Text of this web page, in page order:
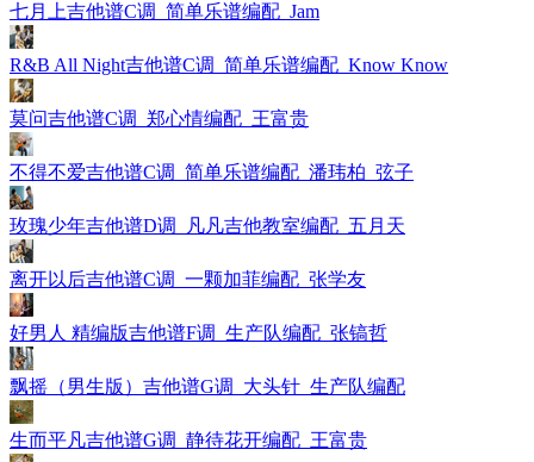
七月上吉他谱C调_简单乐谱编配_Jam
R&B All Night吉他谱C调_简单乐谱编配_Know Know
莫问吉他谱C调_郑心情编配_王富贵
不得不爱吉他谱C调_简单乐谱编配_潘玮柏_弦子
玫瑰少年吉他谱D调_凡凡吉他教室编配_五月天
离开以后吉他谱C调_一颗加菲编配_张学友
好男人 精编版吉他谱F调_生产队编配_张镐哲
飘摇（男生版）吉他谱G调_大头针_生产队编配
生而平凡吉他谱G调_静待花开编配_王富贵